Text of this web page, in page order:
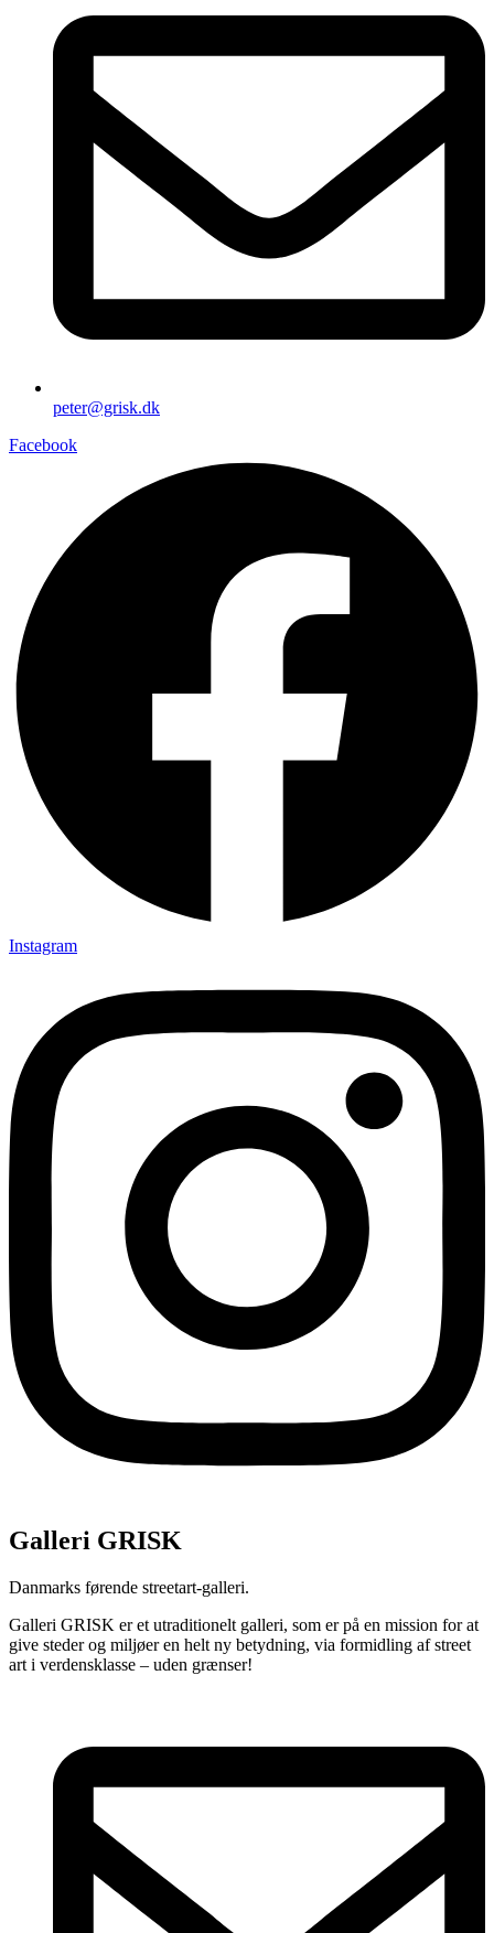
peter@grisk.dk
Facebook
Instagram
Galleri GRISK
Danmarks førende streetart-galleri.
Galleri GRISK er et utraditionelt galleri, som er på en mission for at
give steder og miljøer en helt ny betydning, via formidling af street
art i verdensklasse – uden grænser!